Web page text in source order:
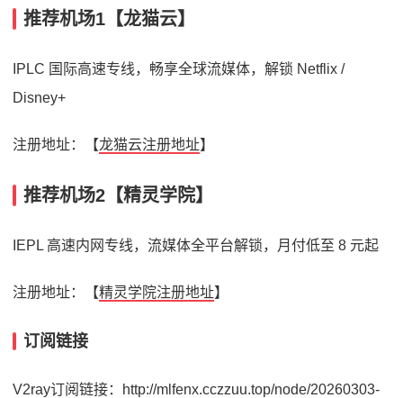
推荐机场1【龙猫云】
IPLC 国际高速专线，畅享全球流媒体，解锁 Netflix /
Disney+
注册地址：【龙猫云注册地址】
推荐机场2【精灵学院】
IEPL 高速内网专线，流媒体全平台解锁，月付低至 8 元起
注册地址：【精灵学院注册地址】
订阅链接
V2ray订阅链接：http://mlfenx.cczzuu.top/node/20260303-